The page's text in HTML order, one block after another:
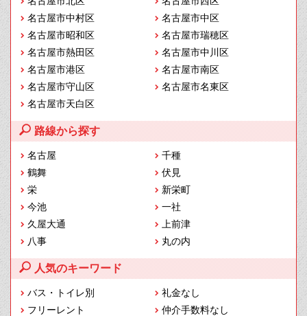
名古屋市中村区
名古屋市中区
名古屋市昭和区
名古屋市瑞穂区
名古屋市熱田区
名古屋市中川区
名古屋市港区
名古屋市南区
名古屋市守山区
名古屋市名東区
名古屋市天白区
路線から探す
名古屋
千種
鶴舞
伏見
栄
新栄町
今池
一社
久屋大通
上前津
八事
丸の内
人気のキーワード
バス・トイレ別
礼金なし
フリーレント
仲介手数料なし